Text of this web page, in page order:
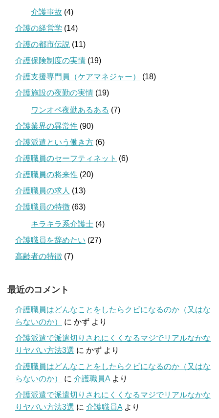
介護事故 (4)
介護の経営学 (14)
介護の都市伝説 (11)
介護保険制度の実情 (19)
介護支援専門員（ケアマネジャー）
(18)
介護施設の夜勤の実情 (19)
ワンオペ夜勤あるある (7)
介護業界の異常性 (90)
介護派遣という働き方 (6)
介護職員のセーフティネット (6)
介護職員の将来性 (20)
介護職員の求人 (13)
介護職員の特徴 (63)
キラキラ系介護士 (4)
介護職員を辞めたい (27)
高齢者の特徴 (7)
最近のコメント
介護職員はどんなことをしたらクビになるのか（又はな
らないのか）
に かず より
介護派遣で派遣切りされにくくなるマジでリアルなかな
りヤバい方法3選 に かず より
介護職員はどんなことをしたらクビになるのか（又はな
らないのか）
に 介護職員A より
介護派遣で派遣切りされにくくなるマジでリアルなかな
りヤバい方法3選 に 介護職員A より